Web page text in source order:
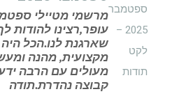
עופר,רצינו להודות
שארגנת לנו.הכל היה
מקצועית, מהנה
מעולים עם הרבה
קבוצה נהדרת.תודה